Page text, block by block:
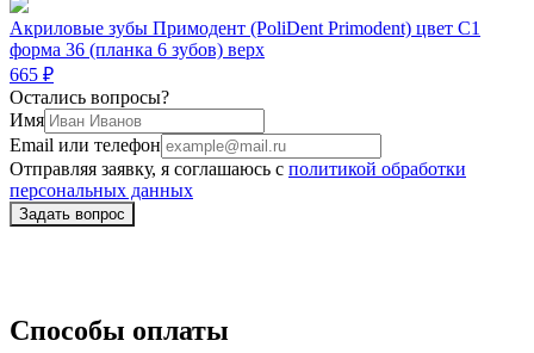
Акриловые зубы Примодент (PoliDent Primodent) цвет C1
форма 36 (планка 6 зубов) верх
665 ₽
Остались вопросы?
Имя
Email или телефон
Отправляя заявку, я соглашаюсь с политикой обработки
персональных данных
Способы оплаты